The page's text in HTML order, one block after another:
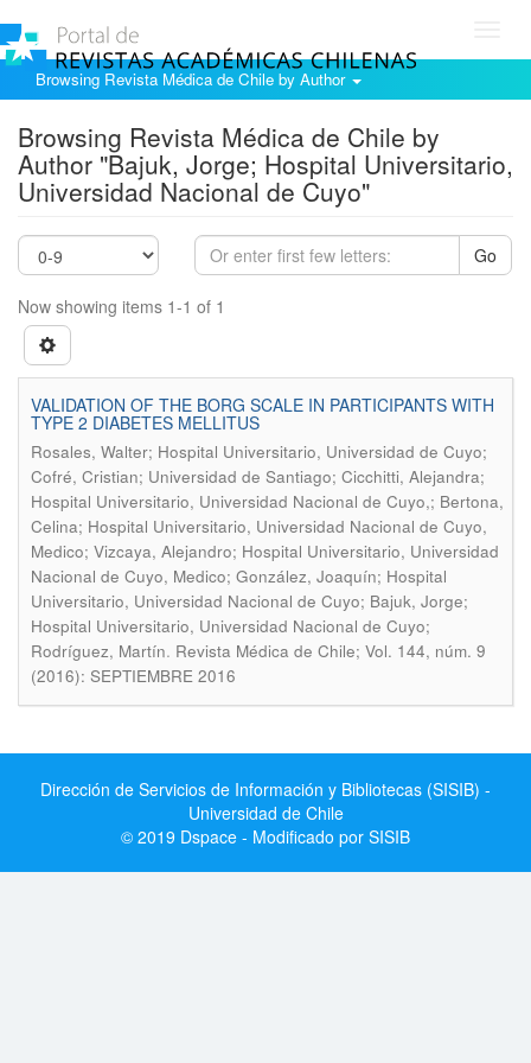
Browsing Revista Médica de Chile by Author
Browsing Revista Médica de Chile by
Author "Bajuk, Jorge; Hospital Universitario,
Universidad Nacional de Cuyo"
Go
Now showing items 1-1 of 1
VALIDATION OF THE BORG SCALE IN PARTICIPANTS WITH
TYPE 2 DIABETES MELLITUS
Rosales, Walter; Hospital Universitario, Universidad de Cuyo;
Cofré, Cristian; Universidad de Santiago; Cicchitti, Alejandra;
Hospital Universitario, Universidad Nacional de Cuyo,; Bertona,
Celina; Hospital Universitario, Universidad Nacional de Cuyo,
Medico; Vizcaya, Alejandro; Hospital Universitario, Universidad
Nacional de Cuyo, Medico; González, Joaquín; Hospital
Universitario, Universidad Nacional de Cuyo; Bajuk, Jorge;
Hospital Universitario, Universidad Nacional de Cuyo;
Rodríguez, Martín. Revista Médica de Chile; Vol. 144, núm. 9
(2016): SEPTIEMBRE 2016
Dirección de Servicios de Información y Bibliotecas (SISIB) -
Universidad de Chile
© 2019 Dspace - Modificado por SISIB